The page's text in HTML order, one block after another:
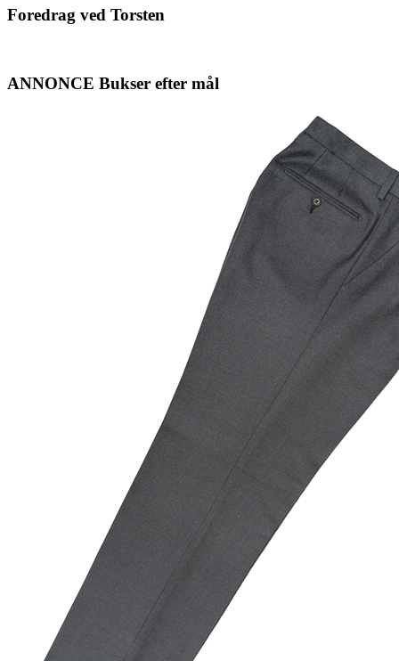
Foredrag ved Torsten
ANNONCE Bukser efter mål